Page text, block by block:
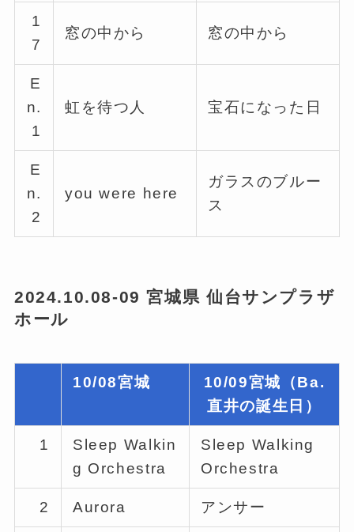
1
7
窓の中から 窓の中から
E
n.
1
虹を待つ人 宝石になった日
E
n.
2
you were here
ガラスのブルー
ス
2024.10.08-09 宮城県 仙台サンプラザ
ホール
10/08宮城
10/09宮城（Ba.
直井の誕生日）
1
Sleep Walkin
g Orchestra
Sleep Walking
Orchestra
2 Aurora アンサー